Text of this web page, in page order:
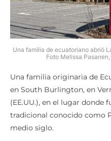
Una familia de ecuatoriano abrió
Foto Melissa
Una familia originaria de
en South Burlington, en
(EE.UU.), en el lugar donde
tradicional conocido como
medio siglo.